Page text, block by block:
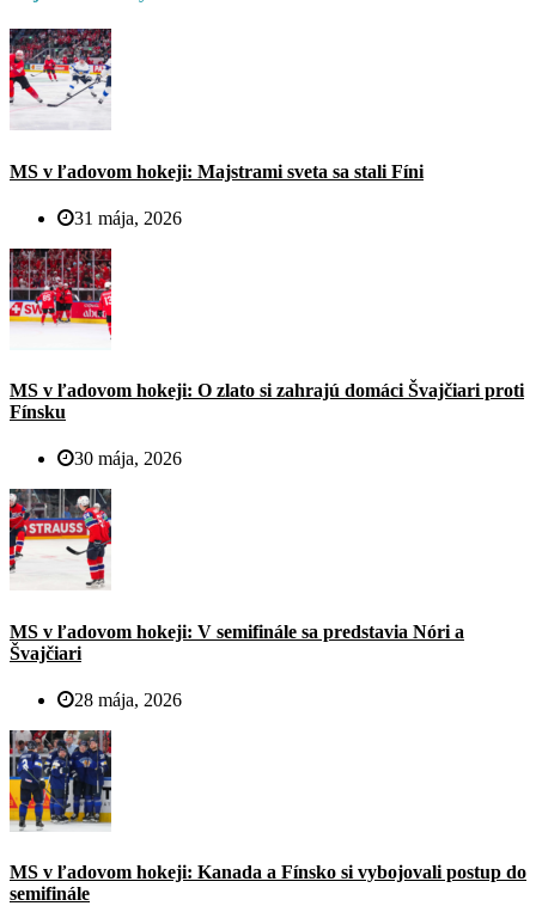
MS v ľadovom hokeji: Majstrami sveta sa stali Fíni
31 mája, 2026
MS v ľadovom hokeji: O zlato si zahrajú domáci Švajčiari proti
Fínsku
30 mája, 2026
MS v ľadovom hokeji: V semifinále sa predstavia Nóri a
Švajčiari
28 mája, 2026
MS v ľadovom hokeji: Kanada a Fínsko si vybojovali postup do
semifinále